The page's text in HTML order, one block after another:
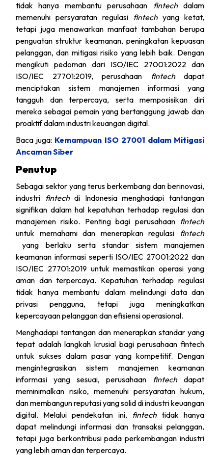
tidak hanya membantu perusahaan
fintechdalam
memenuhi persyaratan regulasi fintechyang ketat,
tetapi juga menawarkan manfaat tambahan berupa
penguatan struktur keamanan, peningkatan kepuasan
pelanggan, dan mitigasi risiko yang lebih baik. Dengan
mengikuti pedoman dari ISO/IEC 27001:2022 dan
ISO/IEC 27701:2019, perusahaan
fintech dapat
menciptakan sistem manajemen informasi yang
tangguh dan terpercaya, serta memposisikan diri
mereka sebagai pemain yang bertanggung jawab dan
proaktif dalam industri keuangan digital.
Baca juga: Kemampuan ISO 27001 dalam Mitigasi
Ancaman Siber
Penutup
Sebagai sektor yang terus berkembang dan berinovasi,
industri fintechdi Indonesia menghadapi tantangan
signifikan dalam hal kepatuhan terhadap regulasi dan
manajemen risiko. Penting bagi perusahaan fintech
untuk memahami dan menerapkan regulasi fintech
yang berlaku serta standar sistem manajemen
keamanan informasi seperti ISO/IEC 27001:2022 dan
ISO/IEC 27701:2019 untuk memastikan operasi yang
aman dan terpercaya. Kepatuhan terhadap regulasi
tidak hanya membantu dalam melindungi data dan
privasi pengguna, tetapi juga meningkatkan
kepercayaan pelanggan dan efisiensi operasional.
Menghadapi tantangan dan menerapkan standar yang
tepat adalah langkah krusial bagi perusahaan fintech
untuk sukses dalam pasar yang kompetitif. Dengan
mengintegrasikan sistem manajemen keamanan
informasi yang sesuai, perusahaan fintech dapat
meminimalkan risiko, memenuhi persyaratan hukum,
dan membangun reputasi yang solid di industri keuangan
digital. Melalui pendekatan ini,
fintech tidak hanya
dapat melindungi informasi dan transaksi pelanggan,
tetapi juga berkontribusi pada perkembangan industri
yang lebih aman dan terpercaya.